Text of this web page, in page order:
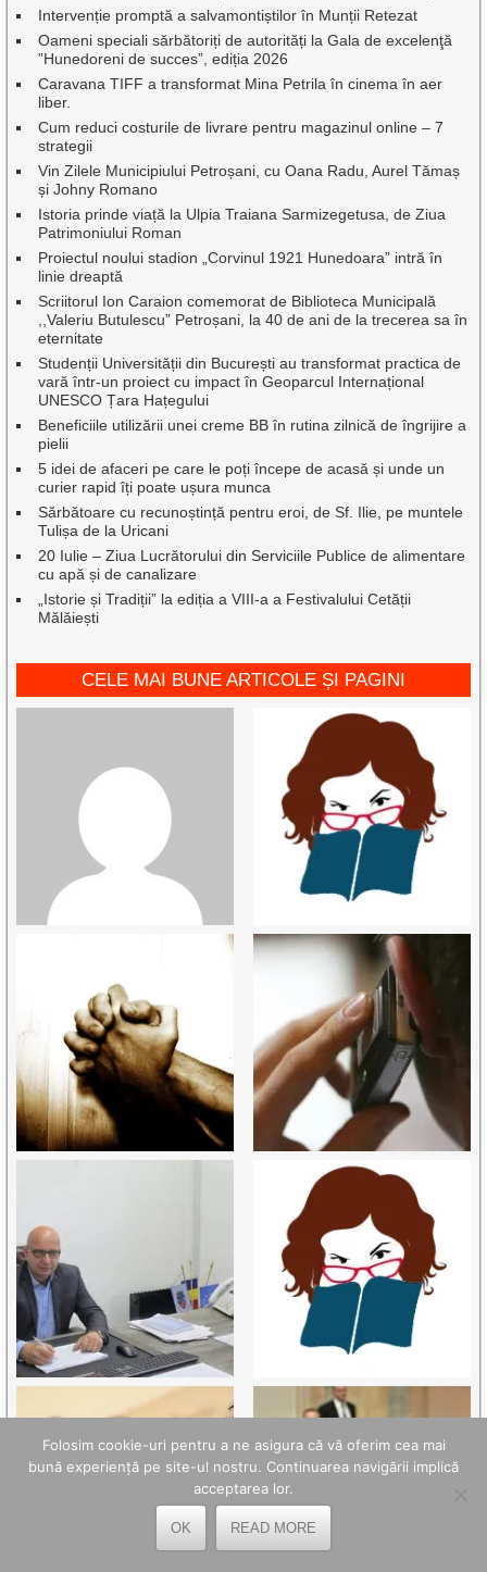
Intervenție promptă a salvamontiștilor în Munții Retezat
Oameni speciali sărbătoriți de autorități la Gala de excelenţă
”Hunedoreni de succes”, ediția 2026
Caravana TIFF a transformat Mina Petrila în cinema în aer
liber.
Cum reduci costurile de livrare pentru magazinul online – 7
strategii
Vin Zilele Municipiului Petroșani, cu Oana Radu, Aurel Tămaș
și Johny Romano
Istoria prinde viață la Ulpia Traiana Sarmizegetusa, de Ziua
Patrimoniului Roman
Proiectul noului stadion „Corvinul 1921 Hunedoara” intră în
linie dreaptă
Scriitorul Ion Caraion comemorat de Biblioteca Municipală
,,Valeriu Butulescu” Petroșani, la 40 de ani de la trecerea sa în
eternitate
Studenții Universității din București au transformat practica de
vară într-un proiect cu impact în Geoparcul Internațional
UNESCO Țara Hațegului
Beneficiile utilizării unei creme BB în rutina zilnică de îngrijire a
pielii
5 idei de afaceri pe care le poți începe de acasă și unde un
curier rapid îți poate ușura munca
Sărbătoare cu recunoștință pentru eroi, de Sf. Ilie, pe muntele
Tulișa de la Uricani
20 Iulie – Ziua Lucrătorului din Serviciile Publice de alimentare
cu apă și de canalizare
„Istorie și Tradiții” la ediția a VIII-a a Festivalului Cetății
Mălăiești
CELE MAI BUNE ARTICOLE ȘI PAGINI
Folosim cookie-uri pentru a ne asigura că vă oferim cea mai
bună experiență pe site-ul nostru. Continuarea navigării implică
acceptarea lor.
OK READ MORE